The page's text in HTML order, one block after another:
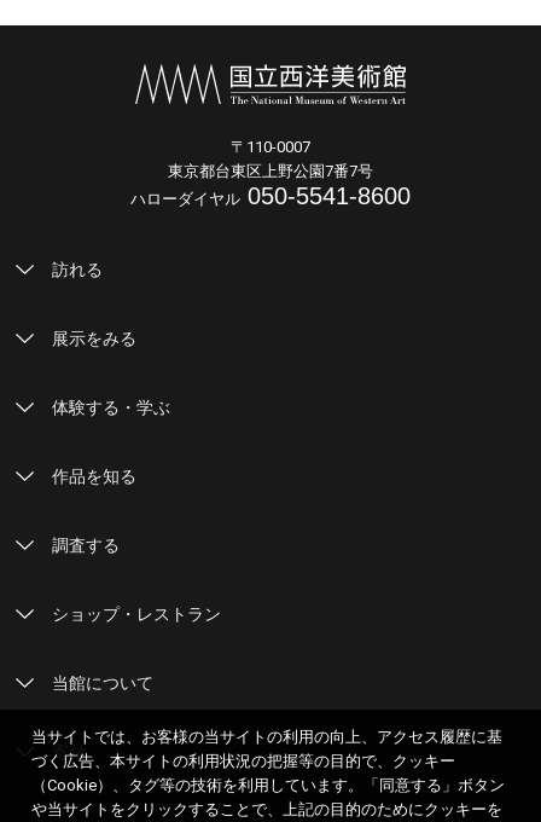
当サイトでは、お客様の当サイトの利用の向上、アクセス履歴に基
づく広告、本サイトの利用状況の把握等の目的で、クッキー
（Cookie）、タグ等の技術を利用しています。「同意する」ボタン
や当サイトをクリックすることで、上記の目的のためにクッキーを
〒110-0007
東京都台東区上野公園7番7号
ハローダイヤル 050-5541-8600
訪れる
展示をみる
体験する・学ぶ
作品を知る
調査する
ショップ・レストラン
当館について
寄付